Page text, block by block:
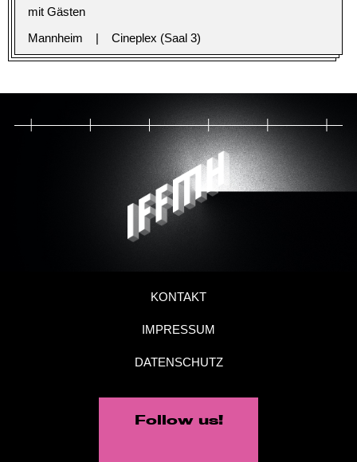
mit Gästen
Mannheim
Cineplex (Saal 3)
KONTAKT
IMPRESSUM
DATENSCHUTZ
Follow us!